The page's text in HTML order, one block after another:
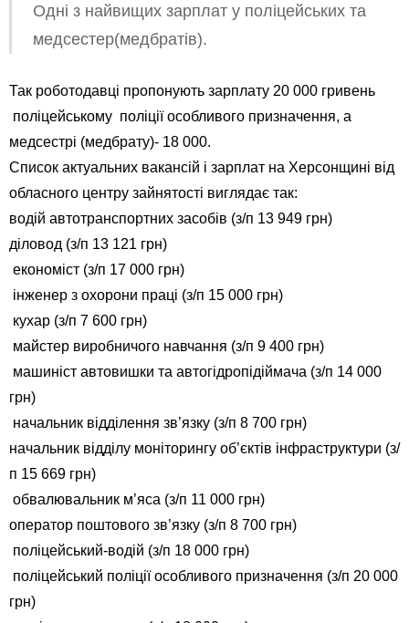
Одні з найвищих зарплат у поліцейських та
медсестер(медбратів).
Так роботодавці пропонують зарплату 20 000 гривень
поліцейському поліції особливого призначення, а
медсестрі (медбрату)- 18 000.
Список актуальних вакансій і зарплат на Херсонщині від
обласного центру зайнятості виглядає так:
водій автотранспортних засобів (з/п 13 949 грн)
діловод (з/п 13 121 грн)
економіст (з/п 17 000 грн)
інженер з охорони праці (з/п 15 000 грн)
кухар (з/п 7 600 грн)
майстер виробничого навчання (з/п 9 400 грн)
машиніст автовишки та автогідропідіймача (з/п 14 000
грн)
начальник відділення зв’язку (з/п 8 700 грн)
начальник відділу моніторингу об’єктів інфраструктури (з/
п 15 669 грн)
обвалювальник м’яса (з/п 11 000 грн)
оператор поштового зв’язку (з/п 8 700 грн)
поліцейський-водій (з/п 18 000 грн)
поліцейський поліції особливого призначення (з/п 20 000
грн)